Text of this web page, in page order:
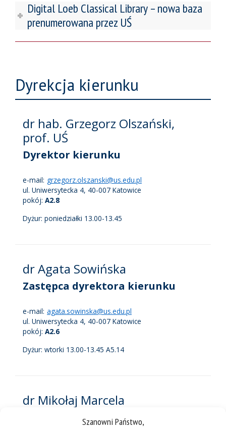
Szanowni Państwo,
Digital Loeb Classical Library – nowa baza
prenumerowana przez UŚ
Dyrekcja kierunku
dr hab. Grzegorz Olszański,
prof. UŚ
Dyrektor kierunku
e-mail: grzegorz.olszanski@us.edu.pl
ul. Uniwersytecka 4, 40-007 Katowice
pokój: A2.8
Dyżur: poniedziałki 13.00-13.45
dr Agata Sowińska
Zastępca dyrektora kierunku
e-mail: agata.sowinska@us.edu.pl
ul. Uniwersytecka 4, 40-007 Katowice
pokój: A2.6
Dyżur: wtorki 13.00-13.45 A5.14
dr Mikołaj Marcela
Zastępca dyrektora kierunku